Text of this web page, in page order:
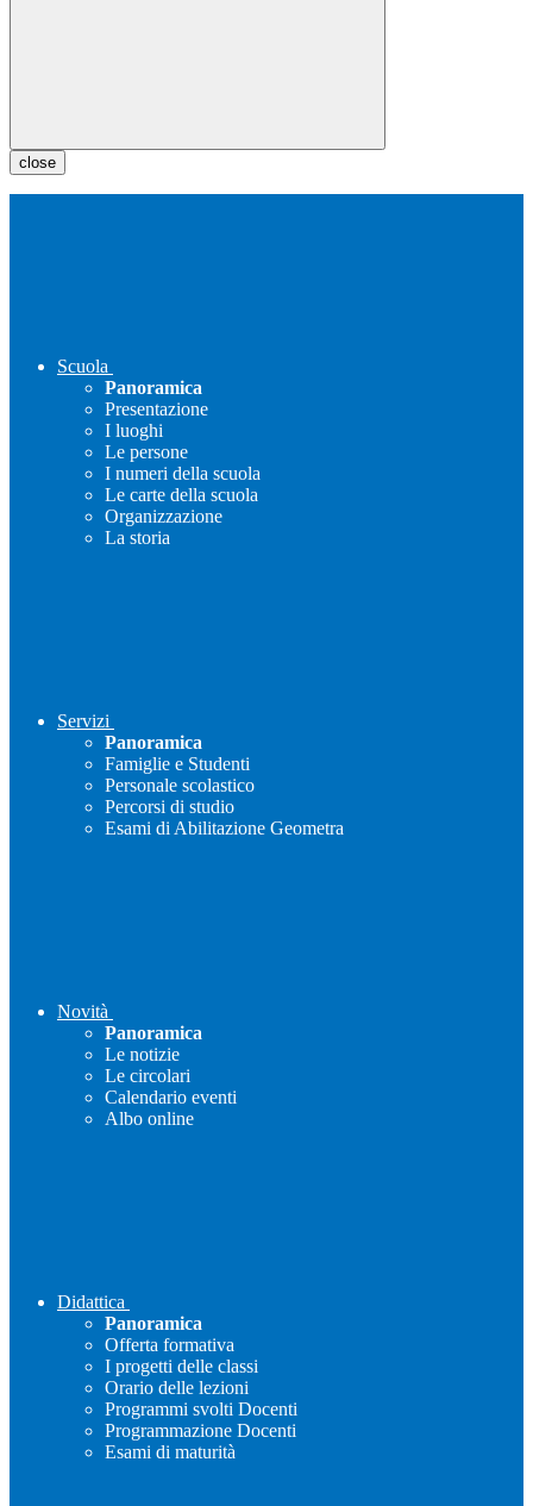
close
Scuola
Panoramica
Presentazione
I luoghi
Le persone
I numeri della scuola
Le carte della scuola
Organizzazione
La storia
Servizi
Panoramica
Famiglie e Studenti
Personale scolastico
Percorsi di studio
Esami di Abilitazione Geometra
Novità
Panoramica
Le notizie
Le circolari
Calendario eventi
Albo online
Didattica
Panoramica
Offerta formativa
I progetti delle classi
Orario delle lezioni
Programmi svolti Docenti
Programmazione Docenti
Esami di maturità